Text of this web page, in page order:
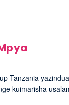
Tanzania
kuimarisha